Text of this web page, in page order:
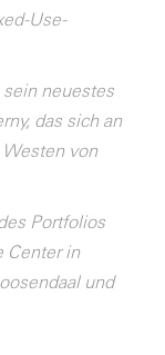
Use-
neuestes
das sich an
von
Portfolios
Center in
und